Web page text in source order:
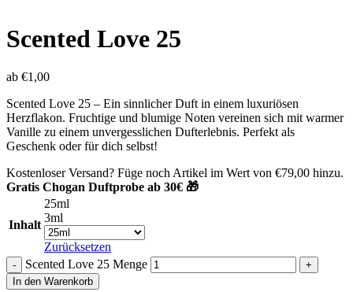
Scented Love 25
ab €1,00
Scented Love 25 – Ein sinnlicher Duft in einem luxuriösen
Herzflakon. Fruchtige und blumige Noten vereinen sich mit warmer
Vanille zu einem unvergesslichen Dufterlebnis. Perfekt als
Geschenk oder für dich selbst!
Kostenloser Versand? Füge noch Artikel im Wert von €79,00 hinzu.
Gratis Chogan Duftprobe ab 30€ 🎁
Inhalt
25ml
3ml
Zurücksetzen
Scented Love 25 Menge
In den Warenkorb